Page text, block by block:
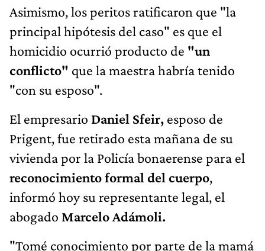
Asimismo, los peritos ratificaron que "la
principal hipótesis del caso" es que el
homicidio ocurrió producto de "un
conflicto" que la maestra habría tenido
"con su esposo".
El empresario Daniel Sfeir, esposo de
Prigent, fue retirado esta mañana de su
vivienda por la Policía bonaerense para el
reconocimiento formal del cuerpo,
informó hoy su representante legal, el
abogado Marcelo Adámoli.
"Tomé conocimiento por parte de la mamá